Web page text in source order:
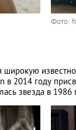
Фото:
широкую
в 2014 году
звезда в 1986